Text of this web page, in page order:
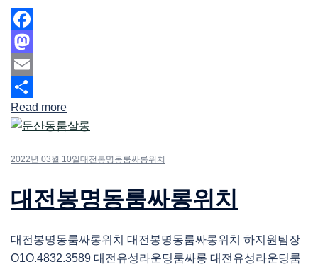
Facebook
Mastodon
Email
Share
Read more
2022년 03월 10일 대전봉명동룸싸롱위치
대전봉명동룸싸롱위치
대전봉명동룸싸롱위치 대전봉명동룸싸롱위치 하지원팀장
O1O.4832.3589 대전유성라운딩룸싸롱 대전유성라운딩룸